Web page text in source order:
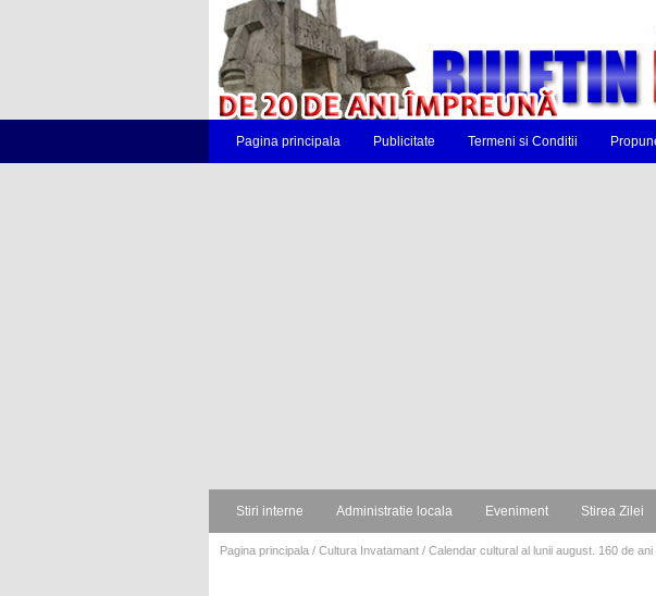
Pagina principala Publicitate Termeni si Conditii
Stiri interne Administratie locala Eveniment Stirea Zilei
Pagina principala / Cultura Invatamant / Calendar cultural al lunii august. 160 de